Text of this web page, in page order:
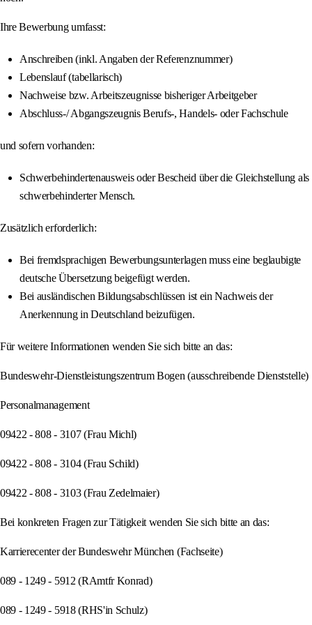
Ihre Bewerbung umfasst:
Anschreiben (inkl. Angaben der Referenznummer)
Lebenslauf (tabellarisch)
Nachweise bzw. Arbeitszeugnisse bisheriger Arbeitgeber
Abschluss-/ Abgangszeugnis Berufs-, Handels- oder Fachschule
und sofern vorhanden:
Schwerbehindertenausweis oder Bescheid über die Gleichstellung als
schwerbehinderter Mensch.
Zusätzlich erforderlich:
Bei fremdsprachigen Bewerbungsunterlagen muss eine beglaubigte
deutsche Übersetzung beigefügt werden.
Bei ausländischen Bildungsabschlüssen ist ein Nachweis der
Anerkennung in Deutschland beizufügen.
Für weitere Informationen wenden Sie sich bitte an das:
Bundeswehr-Dienstleistungszentrum Bogen (ausschreibende Dienststelle)
Personalmanagement
09422 - 808 - 3107 (Frau Michl)
09422 - 808 - 3104 (Frau Schild)
09422 - 808 - 3103 (Frau Zedelmaier)
Bei konkreten Fragen zur Tätigkeit wenden Sie sich bitte an das:
Karrierecenter der Bundeswehr München (Fachseite)
089 - 1249 - 5912 (RAmtfr Konrad)
089 - 1249 - 5918 (RHS'in Schulz)